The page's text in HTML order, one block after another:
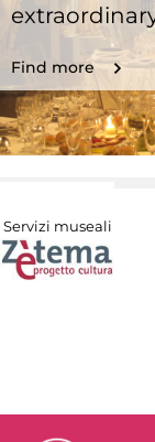
Find more
Servizi museali